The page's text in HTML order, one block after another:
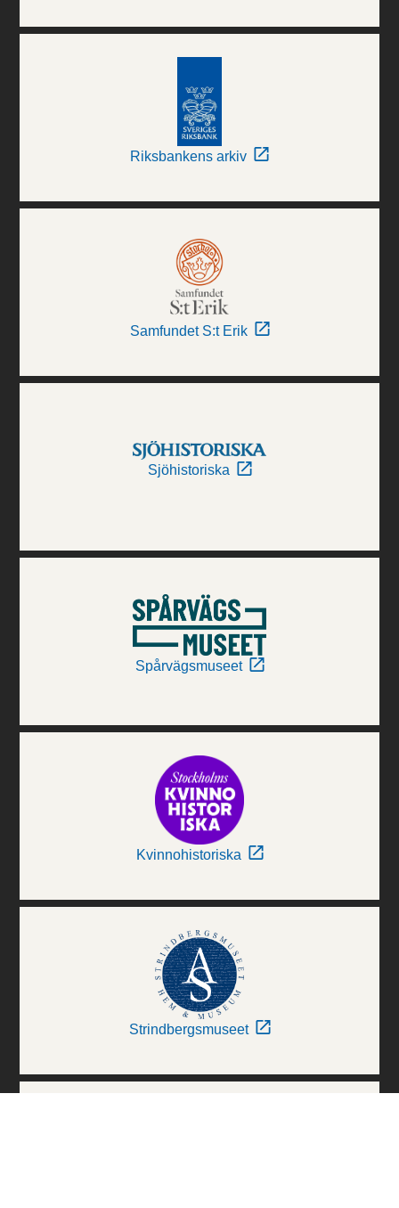
Riksbankens arkiv
Samfundet S:t Erik
Sjöhistoriska
Spårvägsmuseet
Kvinnohistoriska
Strindbergsmuseet